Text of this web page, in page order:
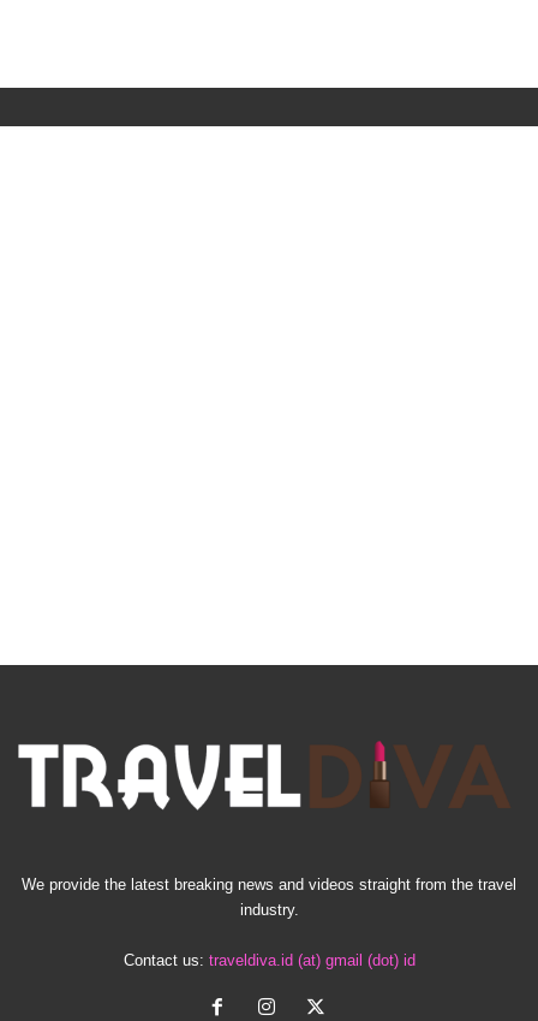
We provide the latest breaking news and videos straight from the travel
industry.
Contact us: traveldiva.id (at) gmail (dot) id